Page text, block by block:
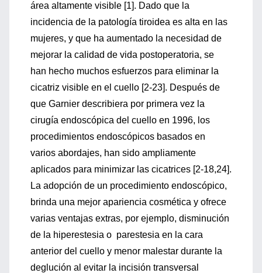
área altamente visible [1]. Dado que la
incidencia de la patología tiroidea es alta en las
mujeres, y que ha aumentado la necesidad de
mejorar la calidad de vida postoperatoria, se
han hecho muchos esfuerzos para eliminar la
cicatriz visible en el cuello [2-23]. Después de
que Garnier describiera por primera vez la
cirugía endoscópica del cuello en 1996, los
procedimientos endoscópicos basados en
varios abordajes, han sido ampliamente
aplicados para minimizar las cicatrices [2-18,24].
La adopción de un procedimiento endoscópico,
brinda una mejor apariencia cosmética y ofrece
varias ventajas extras, por ejemplo, disminución
de la hiperestesia o parestesia en la cara
anterior del cuello y menor malestar durante la
deglución al evitar la incisión transversal